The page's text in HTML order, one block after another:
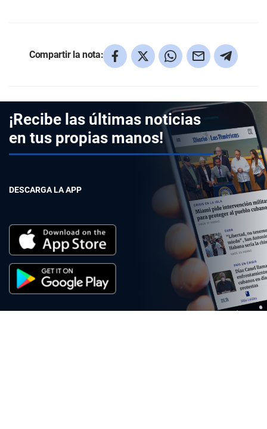
Compartir la nota:
¡Recibe las últimas noticias
en tus propias manos!
DESCARGA LA APP